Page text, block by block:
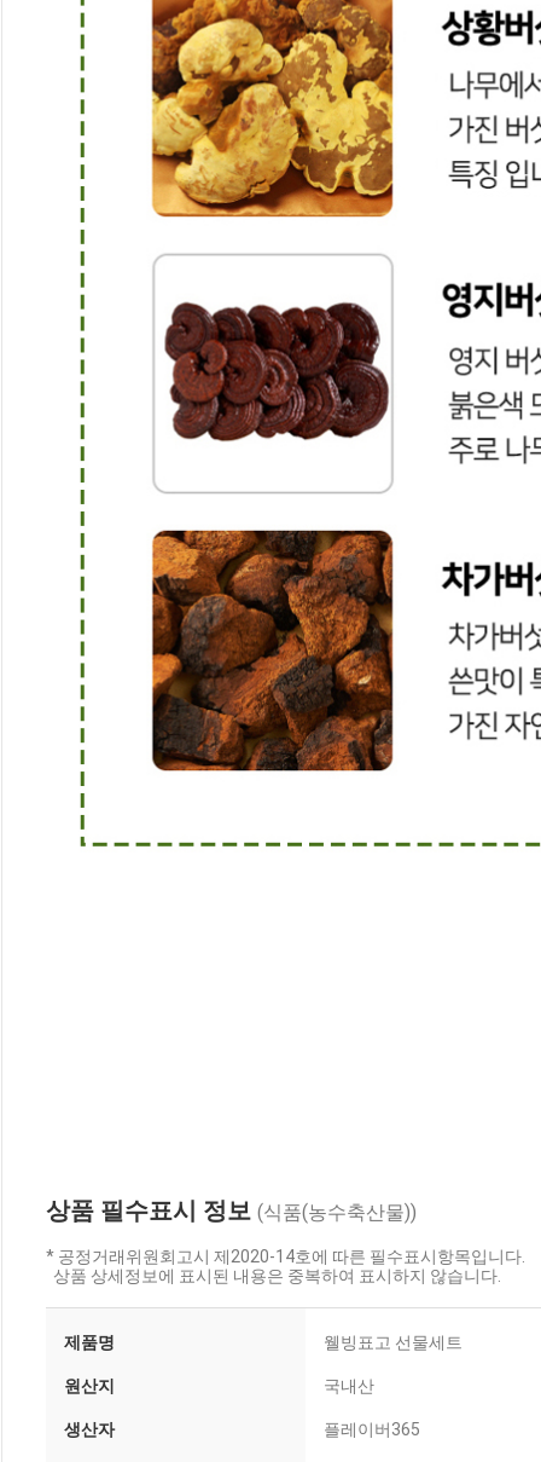
상품 필수표시 정보 (식품(농수축산물))
* 공정거래위원회고시 제2020-14호에 따른 필수표시항목입니다.
상품 상세정보에 표시된 내용은 중복하여 표시하지 않습니다.
제품명 웰빙표고 선물세트
원산지 국내산
생산자 플레이버365